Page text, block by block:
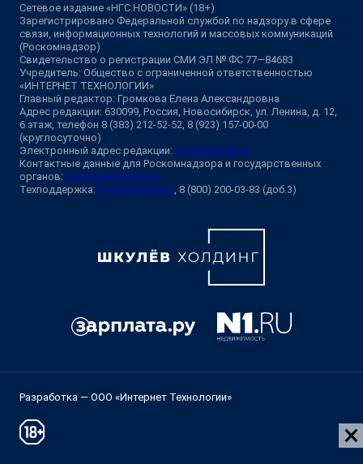
Сетевое издание «НГС.НОВОСТИ» (18+)
Зарегистрировано Федеральной службой по надзору в сфере
связи, информационных технологий и массовых коммуникаций
(Роскомнадзор)
Свидетельство о регистрации СМИ ЭЛ № ФС 77—84683
Учредитель: Общество с ограниченной ответственностью
«ИНТЕРНЕТ ТЕХНОЛОГИИ»
Главный редактор: Громкова Елена Александровна
Адрес редакции: 630099, Россия, Новосибирск, ул. Ленина, д. 12,
6 этаж, телефон 8 (383) 212-52-52, 8 (923) 157-00-00
(круглосуточно)
Электронный адрес редакции: ngs@shkulev.ru
Контактные данные для Роскомнадзора и государственных
органов: juristnsk@shkulev.ru
Техподдержка: help@shkulev.ru , 8 (800) 200-03-83 (доб.3)
Разработка — ООО «Интернет Технологии»